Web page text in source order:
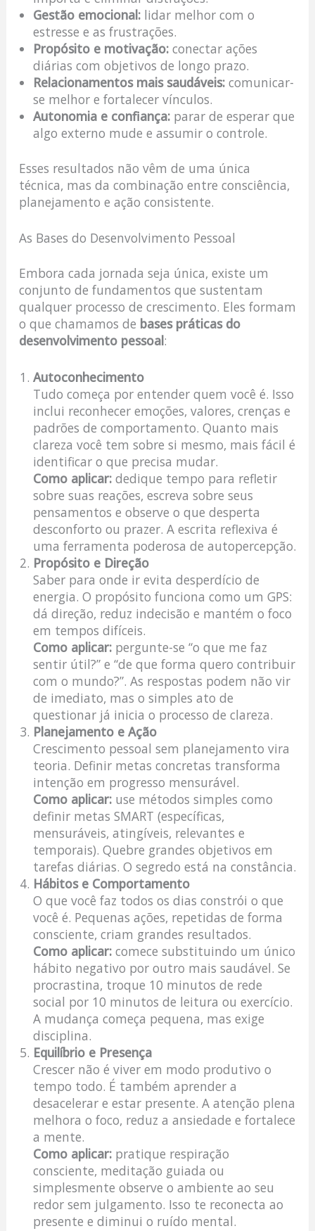
Gestão emocional:lidar melhor com o
estresse e as frustrações.
Propósito e motivação:conectar ações
diárias com objetivos de longo prazo.
Relacionamentos mais saudáveis:comunicar-
se melhor e fortalecer vínculos.
Autonomia e confiança:parar de esperar que
algo externo mude e assumir o controle.
Esses resultados não vêm de uma única
técnica, mas da combinação entre consciência,
planejamento e ação consistente.
As Bases do Desenvolvimento Pessoal
Embora cada jornada seja única, existe um
conjunto de fundamentos que sustentam
qualquer processo de crescimento. Eles formam
o que chamamos de bases práticas do
desenvolvimento pessoal:
Autoconhecimento
Tudo começa por entender quem você é. Isso
inclui reconhecer emoções, valores, crenças e
padrões de comportamento. Quanto mais
clareza você tem sobre si mesmo, mais fácil é
identificar o que precisa mudar.
Como aplicar:dedique tempo para refletir
sobre suas reações, escreva sobre seus
pensamentos e observe o que desperta
desconforto ou prazer. A escrita reflexiva é
uma ferramenta poderosa de autopercepção.
Propósito e Direção
Saber para onde ir evita desperdício de
energia. O propósito funciona como um GPS:
dá direção, reduz indecisão e mantém o foco
em tempos difíceis.
Como aplicar:pergunte-se “o que me faz
sentir útil?” e “de que forma quero contribuir
com o mundo?”. As respostas podem não vir
de imediato, mas o simples ato de
questionar já inicia o processo de clareza.
Planejamento e Ação
Crescimento pessoal sem planejamento vira
teoria. Definir metas concretas transforma
intenção em progresso mensurável.
Como aplicar:use métodos simples como
definir metas SMART (específicas,
mensuráveis, atingíveis, relevantes e
temporais). Quebre grandes objetivos em
tarefas diárias. O segredo está na constância.
Hábitos e Comportamento
O que você faz todos os dias constrói o que
você é. Pequenas ações, repetidas de forma
consciente, criam grandes resultados.
Como aplicar:comece substituindo um único
hábito negativo por outro mais saudável. Se
procrastina, troque 10 minutos de rede
social por 10 minutos de leitura ou exercício.
A mudança começa pequena, mas exige
disciplina.
Equilíbrio e Presença
Crescer não é viver em modo produtivo o
tempo todo. É também aprender a
desacelerar e estar presente. A atenção plena
melhora o foco, reduz a ansiedade e fortalece
a mente.
Como aplicar:pratique respiração
consciente, meditação guiada ou
simplesmente observe o ambiente ao seu
redor sem julgamento. Isso te reconecta ao
presente e diminui o ruído mental.